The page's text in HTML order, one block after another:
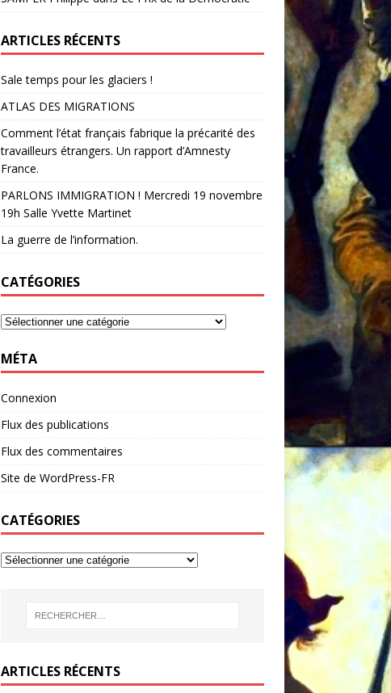
ARTICLES RÉCENTS
Sale temps pour les glaciers !
ATLAS DES MIGRATIONS
Comment l’état français fabrique la précarité des
travailleurs étrangers. Un rapport d’Amnesty
France.
PARLONS IMMIGRATION ! Mercredi 19 novembre
19h Salle Yvette Martinet
La guerre de l’information.
CATÉGORIES
MÉTA
Connexion
Flux des publications
Flux des commentaires
Site de WordPress-FR
CATÉGORIES
ARTICLES RÉCENTS